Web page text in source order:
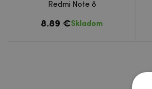
Redmi Note 8
8.89 €Skladom